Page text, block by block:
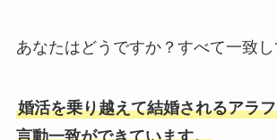
あなたはどうですか？すべて一致し
婚活を乗り越えて結婚されるアラ
言動一致ができています。